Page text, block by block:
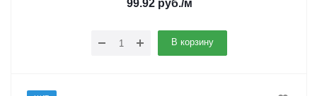
99.92руб./м
В корзину